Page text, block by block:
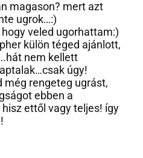
magason? mert azt
ugrok…:)
veled ugorhattam:)
külön téged ajánlott,
nem kellett
úgy!
még rengeteg ugrást,
ebben a
hisz ettől vagy teljes! így